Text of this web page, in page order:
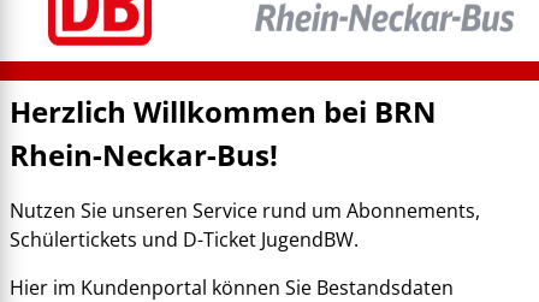
Herzlich Willkommen bei BRN
Rhein-Neckar-Bus!
Nutzen Sie unseren Service rund um Abonnements,
Schülertickets und D-Ticket JugendBW.
Hier im Kundenportal können Sie Bestandsdaten